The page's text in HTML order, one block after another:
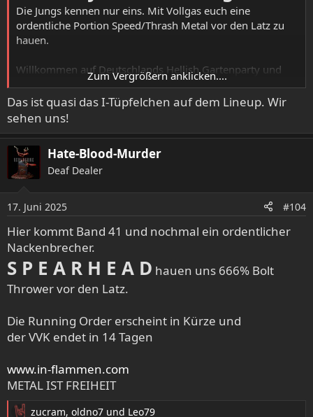
Die Jungs kennen nur eins. Mit Vollgas euch eine
ordentliche Portion Speed/Thrash Metal vor den Latz zu
hauen.
Willkommen auf Deutschlands Hellish Gartenparty und
somit sind wir dieses Jahr bereits bei 40 Bands. Ich glaube
eine kommt noch.
Tickets unter:www.in-flammen.com
Zum Vergrößern anklicken....
Das ist quasi das I-Tüpfelchen auf dem Lineup. Wir
sehen uns!
Hate-Blood-Murder
Deaf Dealer
17. Juni 2025 #104
Hier kommt Band 41 und nochmal ein ordentlicher
Nackenbrecher.
S P E A R H E A D hauen uns 666% Bolt
Thrower vor den Latz.
Die Running Order erscheint in Kürze und
der VVK endet in 14 Tagen
www.in-flammen.com
METAL IST FREIHEIT
zucram, oldno7 und Leo79